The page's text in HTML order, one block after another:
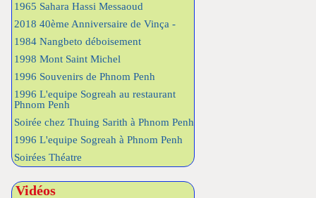
1965 Sahara Hassi Messaoud
2018 40ème Anniversaire de Vinça -
1984 Nangbeto déboisement
1998 Mont Saint Michel
1996 Souvenirs de Phnom Penh
1996 L'equipe Sogreah au restaurant
Phnom Penh
Soirée chez Thuing Sarith à Phnom Penh
1996 L'equipe Sogreah à Phnom Penh
Soirées Théatre
Vidéos